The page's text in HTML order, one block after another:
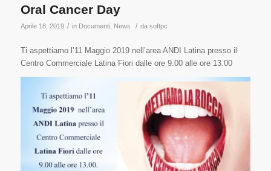
Oral Cancer Day
Aprile 18, 2019 / in Documenti, News / da softpc
Ti aspettiamo l’11 Maggio 2019 nell’area ANDI Latina presso il
Centro Commerciale Latina Fiori dalle ore 9.00 alle ore 13.00